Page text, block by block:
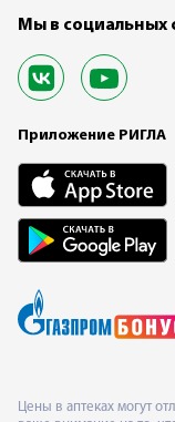
Мы в социальных
Приложение РИГЛА
Цены в аптеках могут